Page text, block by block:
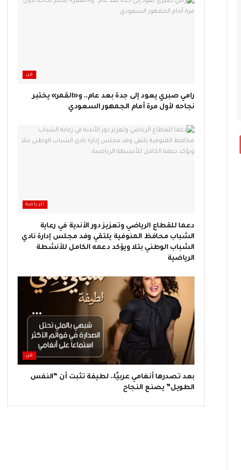
فن
رامي صبري يعود إلى جدة بعد عام.. و«القمر» يختبر
نجاحه لأول مرة أمام الجمهور السعودي
الرياضة
دعما للقطاع الرياضي وتعزيز دور الأندية في رعاية
الشباب محافظ المنوفية يلتقي وفد مجلس إدارة نادي
الشباب الوطني بتلا ويؤكد دعمه الكامل للأنشطة
الرياضية
فن
بعد تصدرها أنغامي عربيًا.. لطيفة تثبت أن “النفس
الطويل” يصنع النجاح